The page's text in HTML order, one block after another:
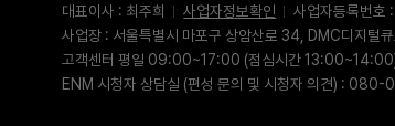
대표이사 : 최주희 사업자정보확인 사업자등록번
사업장 : 서울특별시 마포구 상암산로 34, DMC디지털
고객센터 평일 09:00~17:00 (점심시간
ENM 시청자 상담실 (편성 문의 및 시청자 의견) :